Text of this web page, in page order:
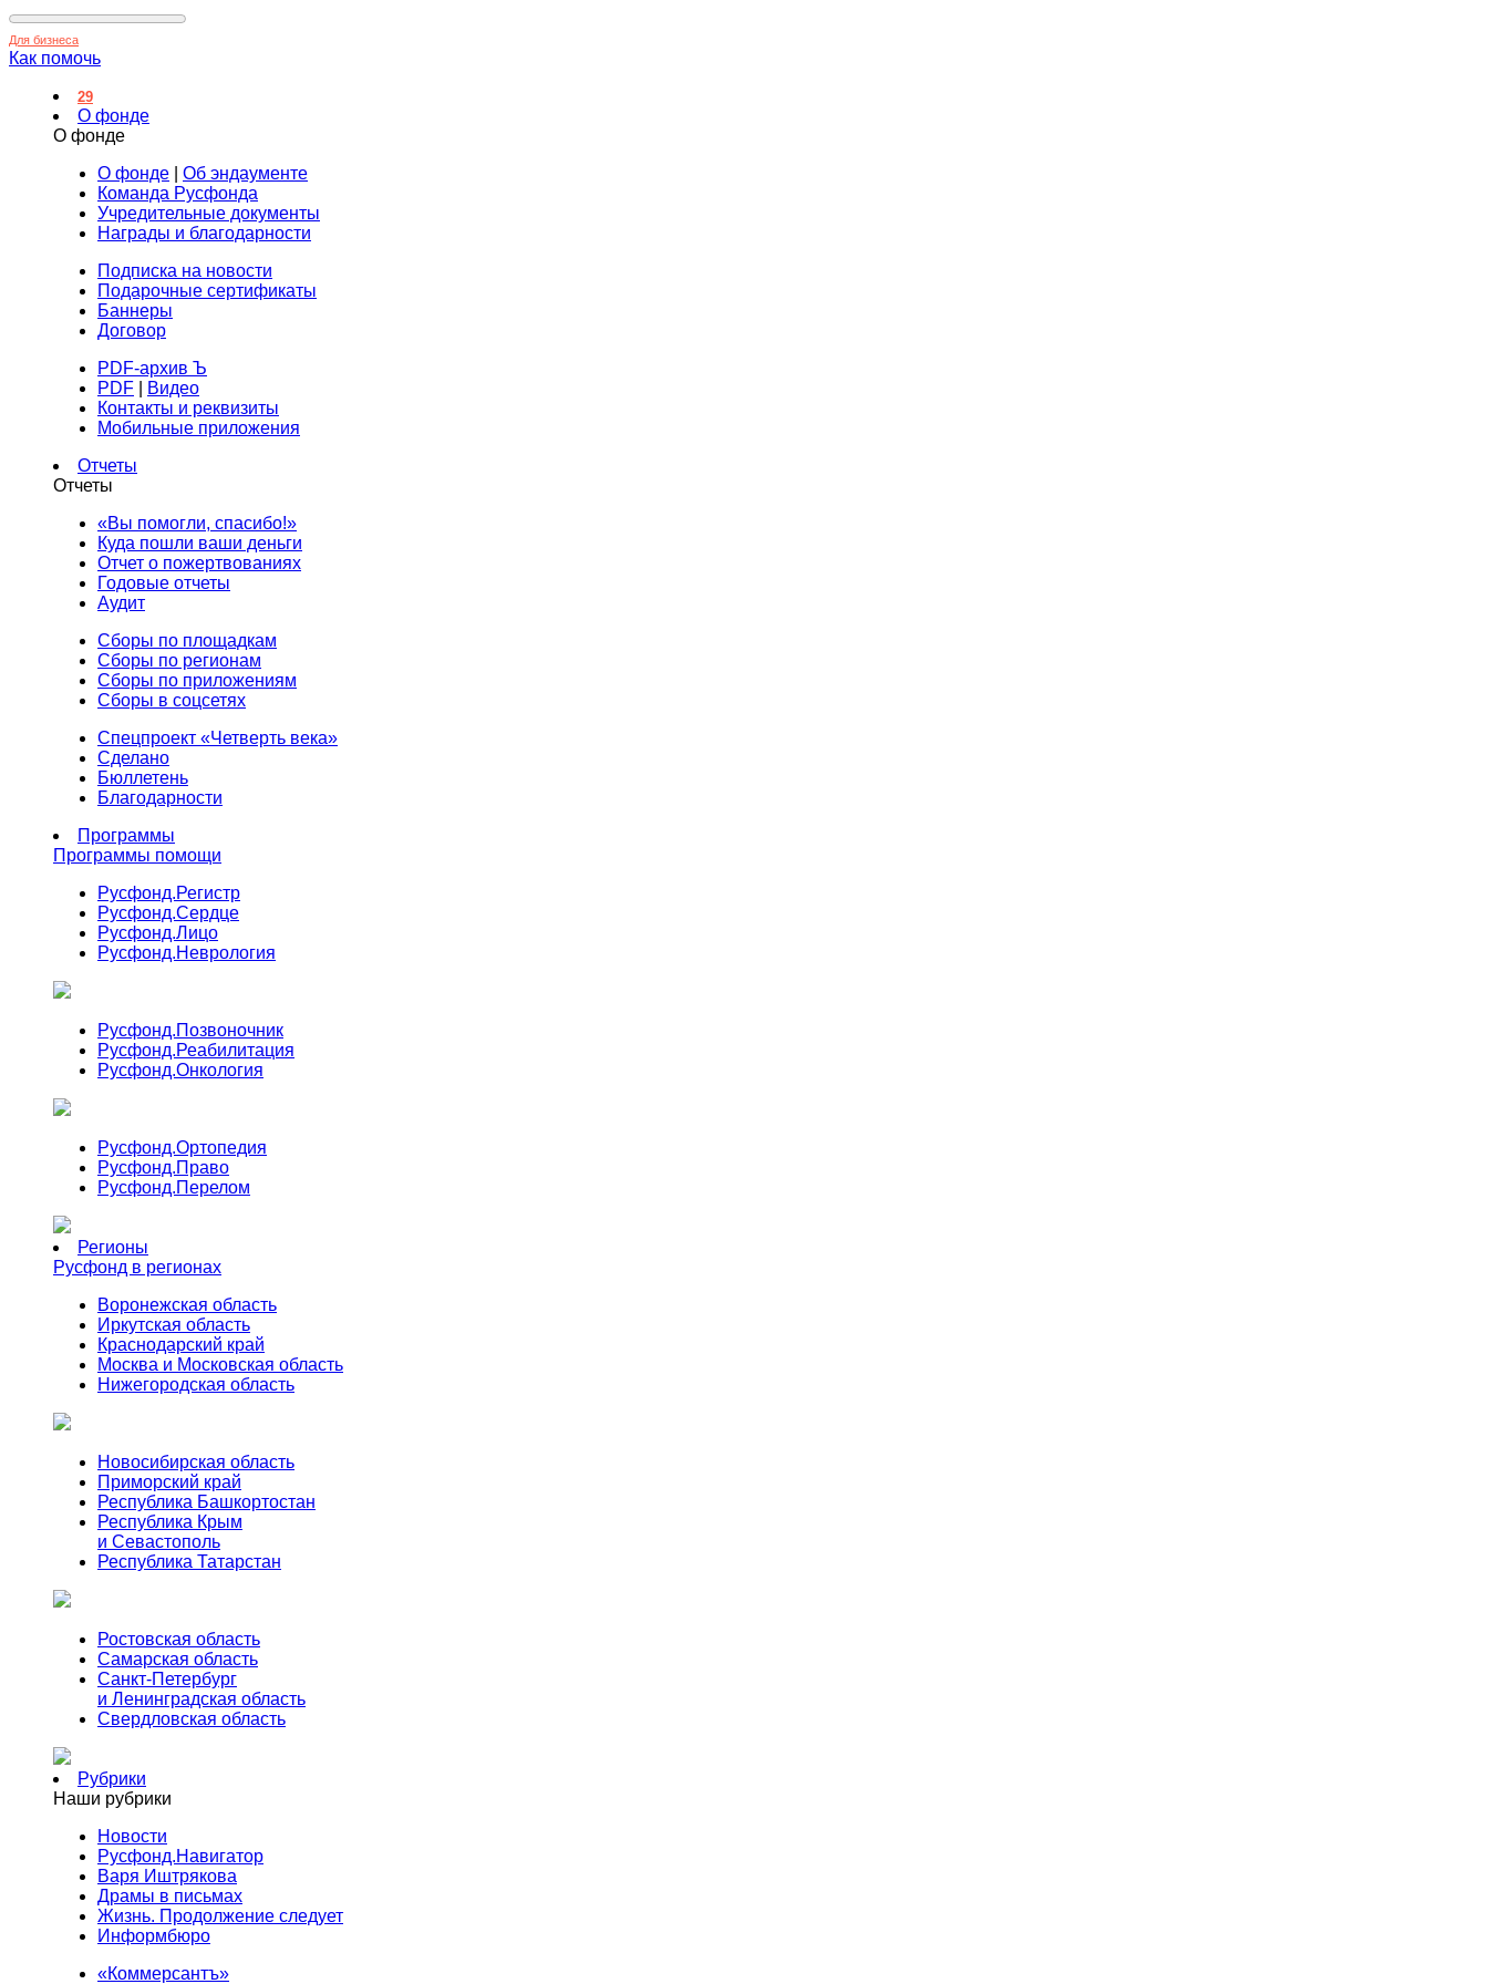
Для бизнеса
Как помочь
29
О фонде
О фонде
О фонде
Об эндаументе
Команда Русфонда
Учредительные документы
Награды и благодарности
Подписка на новости
Подарочные сертификаты
Баннеры
Договор
PDF-архив Ъ
PDF
Видео
Контакты и реквизиты
Мобильные приложения
Отчеты
Отчеты
«Вы помогли, спасибо!»
Куда пошли ваши деньги
Отчет о пожертвованиях
Годовые отчеты
Аудит
Сборы по площадкам
Сборы по регионам
Сборы по приложениям
Сборы в соцсетях
Спецпроект «Четверть века»
Сделано
Бюллетень
Благодарности
Программы
Программы помощи
Русфонд.Регистр
Русфонд.Сердце
Русфонд.Лицо
Русфонд.Неврология
Русфонд.Позвоночник
Русфонд.Реабилитация
Русфонд.Онкология
Русфонд.Ортопедия
Русфонд.Право
Русфонд.Перелом
Регионы
Русфонд в регионах
Воронежская область
Иркутская область
Краснодарский край
Москва и Московская область
Нижегородская область
Новосибирская область
Приморский край
Республика Башкортостан
Республика Крым
и Севастополь
Республика Татарстан
Ростовская область
Самарская область
Санкт-Петербург
и Ленинградская область
Свердловская область
Рубрики
Наши рубрики
Новости
Русфонд.Навигатор
Варя Иштрякова
Драмы в письмах
Жизнь. Продолжение следует
Информбюро
«Коммерсантъ»